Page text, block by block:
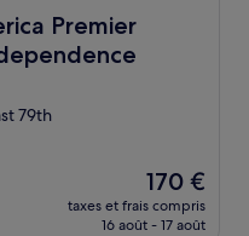
Premier
Suites - Cleveland -
79th
Le
nouveau
prix
170 €
taxes et frais compris
16 août - 17 août